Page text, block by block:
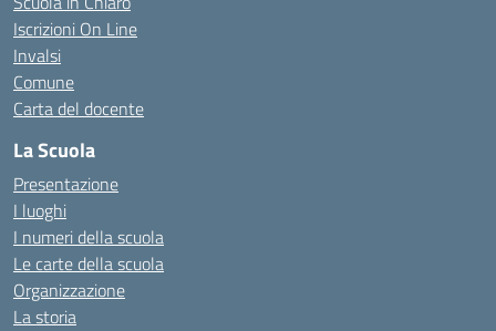
Iscrizioni On Line
Invalsi
Comune
Carta del docente
La Scuola
Presentazione
I luoghi
I numeri della scuola
Le carte della scuola
Organizzazione
La storia